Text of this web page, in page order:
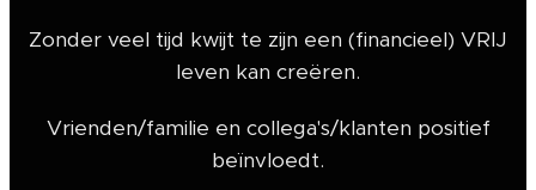
Zonder veel tijd kwijt te zijn een (financieel) VRIJ
leven kan creëren.
Vrienden/familie en collega's/klanten positief
beïnvloedt.